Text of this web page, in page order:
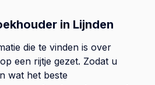
in Lijnden
die te vinden is over
een rijtje gezet. Zodat u
wat het beste